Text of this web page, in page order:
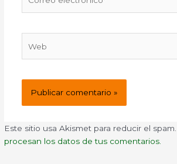
electrónico*
Este sitio usa Akismet para reducir el
procesan los datos de tus comentarios.